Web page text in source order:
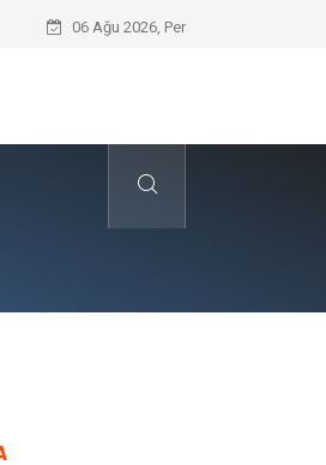
Kyocera Yazıcı Teknolojilerinin
06 Ağu 2026, Per